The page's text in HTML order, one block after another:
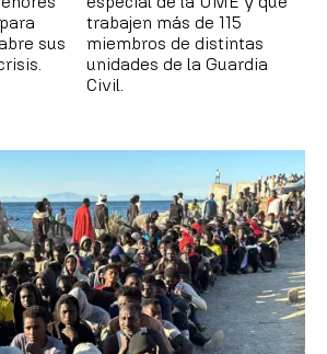
sus
trabajen más de 115
miembros de distintas
unidades de la Guardia
Civil.